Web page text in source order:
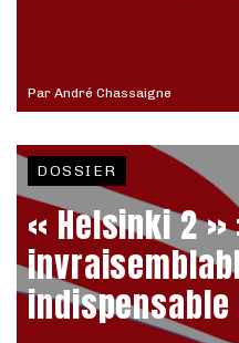
Par André Chassaigne
DOSSIER
« Helsinki 2 »